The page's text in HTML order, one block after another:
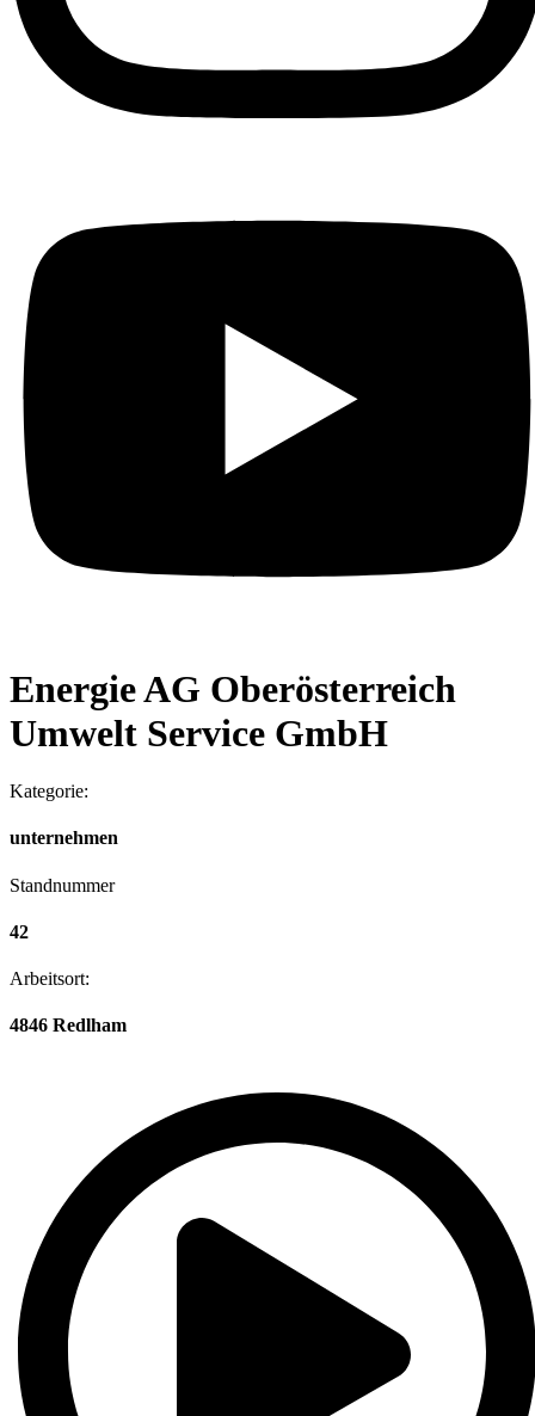
Energie AG Oberösterreich
Umwelt Service GmbH
Kategorie:
unternehmen
Standnummer
42
Arbeitsort:
4846 Redlham